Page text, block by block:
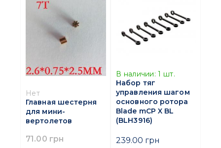
Нет
Главная шестерня
для мини-
вертолетов
71.00 грн
В наличии: 1 шт.
Набор тяг
управления шагом
основного ротора
Blade mCP X BL
(BLH3916)
239.00 грн